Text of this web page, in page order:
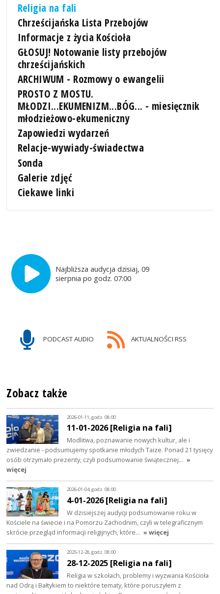
Religia na fali
Chrześcijańska Lista Przebojów
Informacje z życia Kościoła
GŁOSUJ! Notowanie listy przebojów
chrześcijańskich
ARCHIWUM - Rozmowy o ewangelii
PROSTO Z MOSTU.
MŁODZI...EKUMENIZM...BÓG... - miesięcznik
młodzieżowo-ekumeniczny
Zapowiedzi wydarzeń
Relacje-wywiady-świadectwa
Sonda
Galerie zdjęć
Ciekawe linki
Najbliższa audycja dzisiaj, 09
sierpnia po godz. 07:00
PODCAST AUDIO AKTUALNOŚCI RSS
Zobacz także
2026-01-11, godz. 08:00
11-01-2026 [Religia na fali]
Modlitwa, poznawanie nowych kultur, ale i
zwiedzanie - podsumujemy spotkanie młodych Taize. Ponad 21 tysięcy
osób otrzymało prezenty, czyli podsumowanie świątecznej… »
więcej
2026-01-04, godz. 08:00
4-01-2026 [Religia na fali]
W dzisiejszej audycji podsumowanie roku w
Kościele na świecie i na Pomorzu Zachodnim, czyli w telegraficznym
skrócie przegląd informacji religijnych, które… » więcej
2025-12-28, godz. 08:00
28-12-2025 [Religia na fali]
Religia w szkołach, problemy i wyzwania Kościoła
nad Odrą i Bałtykiem to niektóre tematy, które poruszyłem z